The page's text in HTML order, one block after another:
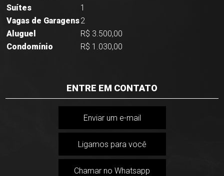
Suítes
1
Vagas de Garagens2
Aluguel
R$ 3.500,00
Condomínio
R$ 1.030,00
ENTRE EM CONTATO
Enviar um e-mail
Ligamos para você
Chamar no Whatsapp